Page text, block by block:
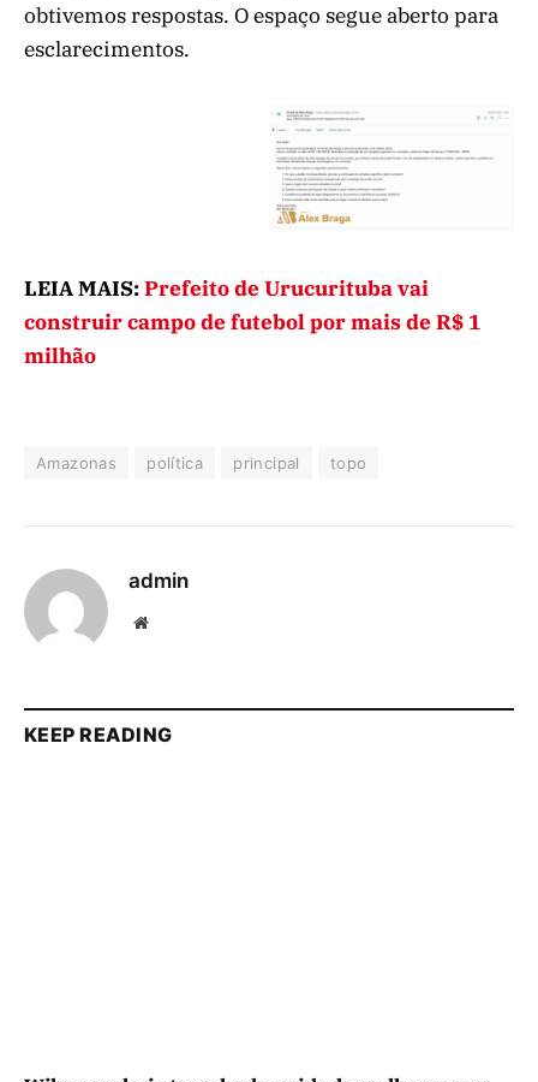
obtivemos respostas. O espaço segue aberto para
esclarecimentos.
LEIA MAIS:Prefeito de Urucurituba vai
construir campo de futebol por mais de R$ 1
milhão
Amazonas política principal topo
admin
Website
KEEP READING